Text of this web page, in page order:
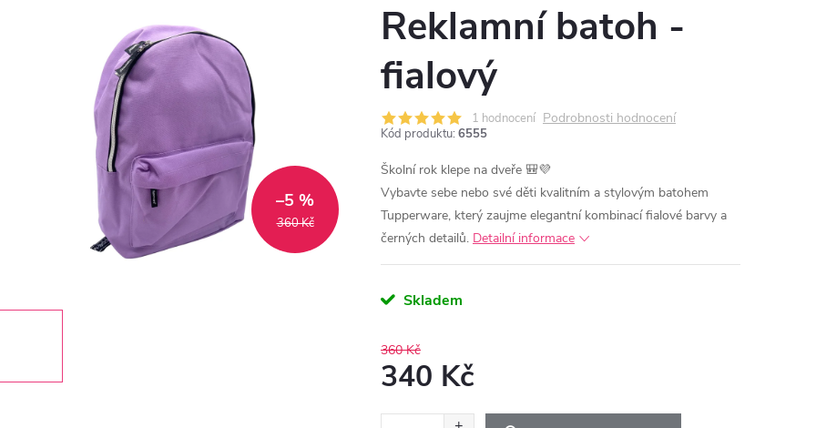
360 Kč
–5 %
Reklamní batoh -
fialový
1 hodnocení Podrobnosti hodnocení
Kód produktu: 6555
Školní rok klepe na dveře 🎒💜
Vybavte sebe nebo své děti kvalitním a stylovým batohem
Tupperware, který zaujme elegantní kombinací fialové barvy a
černých detailů. Detailní informace
Skladem
360 Kč
340 Kč